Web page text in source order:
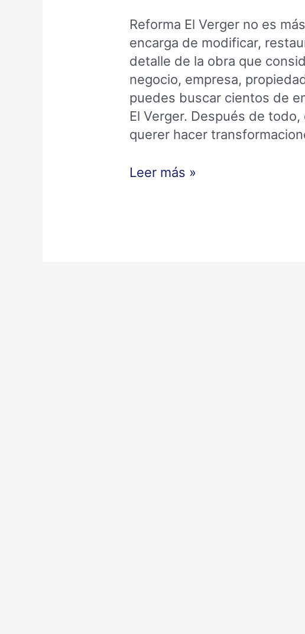
Reforma El Verger no es
encarga de modificar,
detalle de la obra que
negocio, empresa,
puedes buscar cientos de
El Verger. Después de
querer hacer
Leer más »